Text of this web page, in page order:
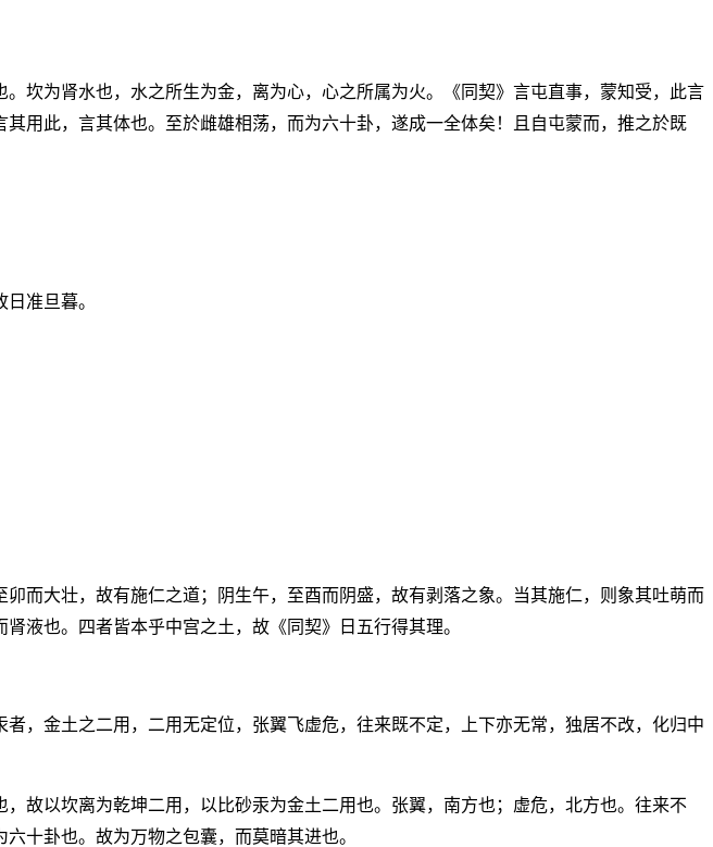
坎为肾水也，水之所生为金，离为心，心之所属为火。《同契》言屯直事，蒙知受，此言
用此，言其体也。至於雌雄相荡，而为六十卦，遂成一全体矣！且自屯蒙而，推之於既
准旦暮。
而大壮，故有施仁之道；阴生午，至酉而阴盛，故有剥落之象。当其施仁，则象其吐萌而
液也。四者皆本乎中宫之土，故《同契》日五行得其理。
，金土之二用，二用无定位，张翼飞虚危，往来既不定，上下亦无常，独居不改，化归中
故以坎离为乾坤二用，以比砂汞为金土二用也。张翼，南方也；虚危，北方也。往来不
十卦也。故为万物之包囊，而莫暗其进也。